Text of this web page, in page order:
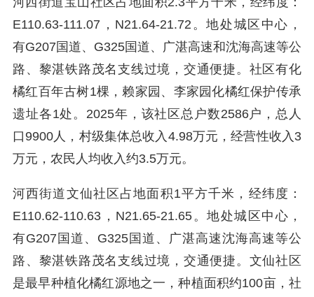
E110.63-111.07，N21.64-21.72。地处城区中心，
有G207国道、G325国道、广湛高速和沈海高速等公
路、黎湛铁路茂名支线过境，交通便捷。社区有化
橘红百年古树1棵，赖家园、李家园化橘红保护传承
遗址各1处。2025年，该社区总户数2586户，总人
口9900人，村级集体总收入4.98万元，经营性收入3
万元，农民人均收入约3.5万元。
河西街道文仙社区占地面积1平方千米，经纬度：
E110.62-110.63，N21.65-21.65。地处城区中心，
有G207国道、G325国道、广湛高速沈海高速等公
路、黎湛铁路茂名支线过境，交通便捷。文仙社区
是最早种植化橘红源地之一，种植面积约100亩，社